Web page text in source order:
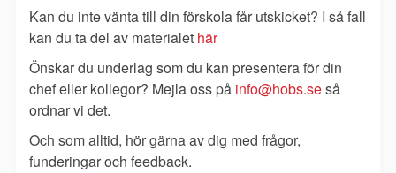
Kan du inte vänta till din förskola får utskicket? I så fall
kan du ta del av materialet här
Önskar du underlag som du kan presentera för din
chef eller kollegor? Mejla oss på info@hobs.seså
ordnar vi det.
Och som alltid, hör gärna av dig med frågor,
funderingar och feedback.